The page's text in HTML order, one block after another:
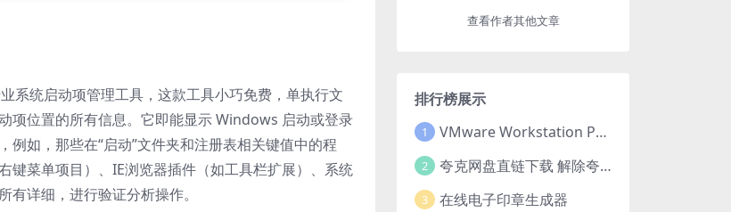
统启动项管理工具，这款工具小巧免费，单执行文
项位置的所有信息。它即能显示 Windows 启动或登录
如，那些在“启动”文件夹和注册表相关键值中的程
键菜单项目）、IE浏览器插件（如工具栏扩展）、系统
详细，进行验证分析操作。
查看作者其他文章
排行榜展示
1 VMware Workstation Pro 16 永久激活密钥(序列号)
2 夸克网盘直链下载 解除夸克网盘下载限制 油猴脚本
3 在线电子印章生成器